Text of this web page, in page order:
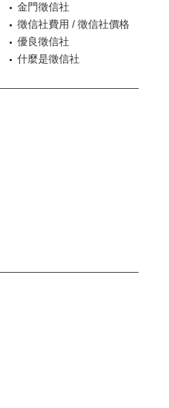
金門徵信社
徵信社費用 / 徵信社價格
優良徵信社
什麼是徵信社